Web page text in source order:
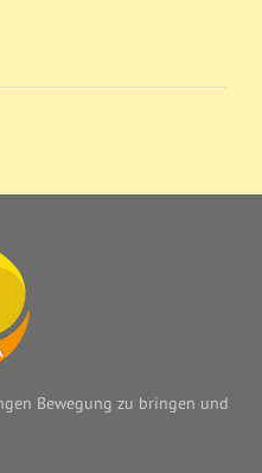
Bewegung zu bringen und